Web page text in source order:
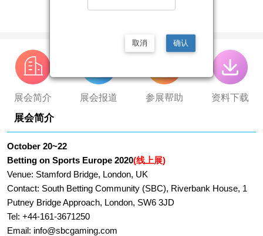
展会简介 展会报道 参展帮助 资料下载
展会简介
October 20~22
Betting on Sports Europe 2020(线上展)
Venue: Stamford Bridge, London, UK
Contact: South Betting Community (SBC), Riverbank House, 1
Putney Bridge Approach, London, SW6 3JD
Tel: +44-161-3671250
Email: info@sbcgaming.com
取消 确认